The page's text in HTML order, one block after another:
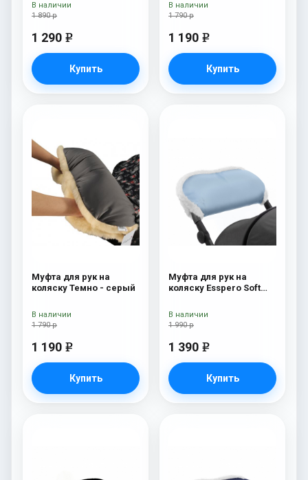
1 890 р
1 290 e
Купить
В наличии
1 790 р
1 190 e
Купить
В наличии
Муфта для рук на
коляску Темно - серый
1 790 р
1 190 e
Купить
В наличии
Муфта для рук на
коляску Esspero Soft
1 990 р
1 390 e
Купить
В наличии